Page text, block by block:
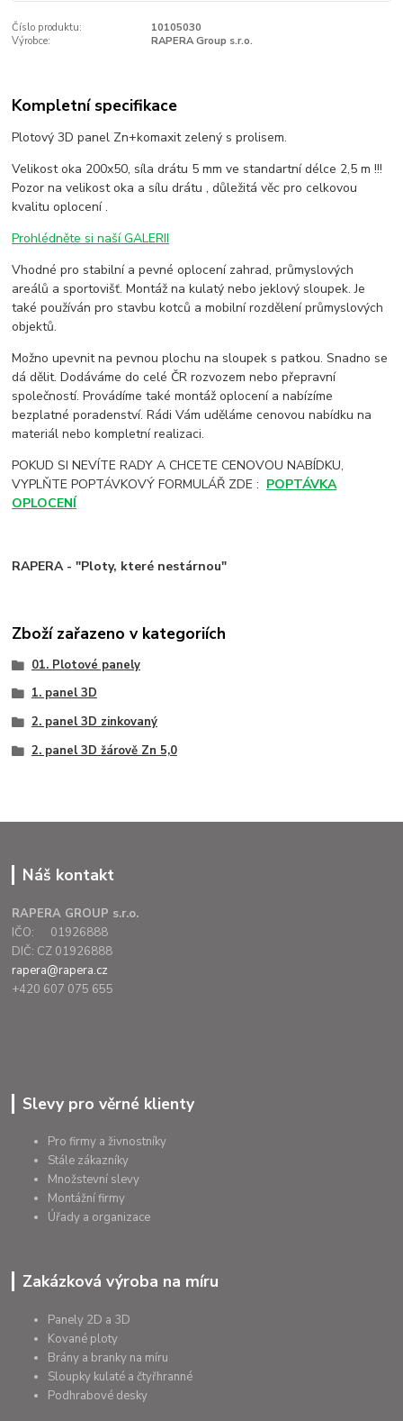
Číslo produktu:
10105030
Výrobce:
RAPERA Group s.r.o.
Kompletní specifikace
Plotový 3D panel Zn+komaxit zelený s prolisem.
Velikost oka 200x50, síla drátu 5 mm ve standartní délce 2,5 m !!!
Pozor na velikost oka a sílu drátu , důležitá věc pro celkovou
kvalitu oplocení .
Prohlédněte si naší GALERII
Vhodné pro stabilní a pevné oplocení zahrad, průmyslových
areálů a sportovišť. Montáž na kulatý nebo jeklový sloupek. Je
také používán pro stavbu kotců a mobilní rozdělení průmyslových
objektů.
Možno upevnit na pevnou plochu na sloupek s patkou. Snadno se
dá dělit. Dodáváme do celé ČR rozvozem nebo přepravní
společností. Provádíme také montáž oplocení a nabízíme
bezplatné poradenství. Rádi Vám uděláme cenovou nabídku na
materiál nebo kompletní realizaci.
POKUD SI NEVÍTE RADY A CHCETE CENOVOU NABÍDKU,
VYPLŇTE POPTÁVKOVÝ FORMULÁŘ ZDE : POPTÁVKA
OPLOCENÍ
RAPERA - "Ploty, které nestárnou"
Zboží zařazeno v kategoriích
01. Plotové panely
1. panel 3D
2. panel 3D zinkovaný
2. panel 3D žárově Zn 5,0
Náš kontakt
RAPERA GROUP s.r.o.
IČO: 01926888
DIČ: CZ 01926888
rapera@rapera.cz
+420 607 075 655
Slevy pro věrné klienty
Pro firmy a živnostníky
Stále zákazníky
Množstevní slevy
Montážní firmy
Úřady a organizace
Zakázková výroba na míru
Panely 2D a 3D
Kované ploty
Brány a branky na míru
Sloupky kulaté a čtyřhranné
Podhrabové desky